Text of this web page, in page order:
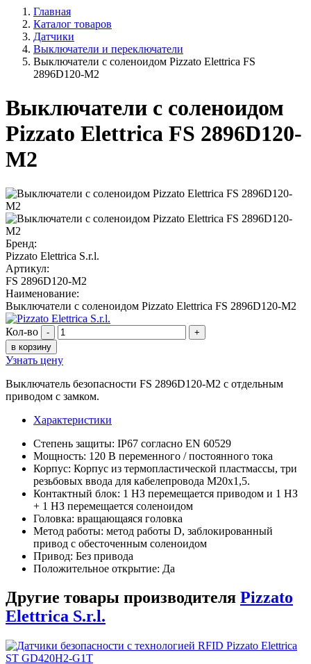
Главная
Каталог товаров
Датчики
Выключатели и переключатели
Выключатели с соленоидом Pizzato Elettrica FS
2896D120-M2
Выключатели с соленоидом
Pizzato Elettrica FS 2896D120-
M2
Бренд:
Pizzato Elettrica S.r.l.
Артикул:
FS 2896D120-M2
Наименование:
Выключатели с соленоидом Pizzato Elettrica FS 2896D120-M2
Кол-во -
+
в корзину
Узнать цену
Выключатель безопасности FS 2896D120-M2 с отдельным
приводом с замком.
Характеристики
Степень защиты: IP67 согласно EN 60529
Мощность: 120 В переменного / постоянного тока
Корпус: Корпус из термопластической пластмассы, три
резьбовых ввода для кабелепровода M20x1,5.
Контактный блок: 1 НЗ перемещается приводом и 1 НЗ
+ 1 НЗ перемещается соленоидом
Головка: вращающаяся головка
Метод работы: метод работы D, заблокированный
привод с обесточенным соленоидом
Привод: Без привода
Положительное открытие: Да
Другие товары производителя Pizzato
Elettrica S.r.l.